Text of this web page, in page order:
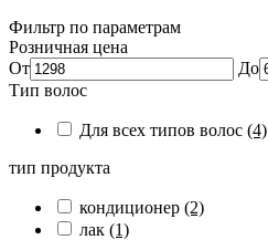
Фильтр по параметрам
Розничная цена
От
До
Тип волос
Для всех типов волос (4)
тип продукта
кондиционер (2)
лак (1)